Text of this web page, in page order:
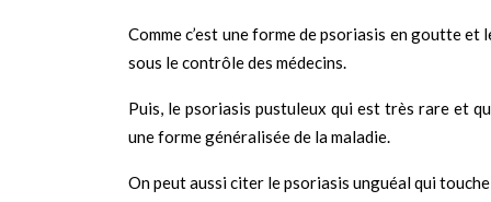
Comme c’est une forme de psoriasis en goutte
sous le contrôle des médecins.
Puis, le psoriasis pustuleux qui est très rare et
une forme généralisée de la maladie.
On peut aussi citer le psoriasis unguéal qui